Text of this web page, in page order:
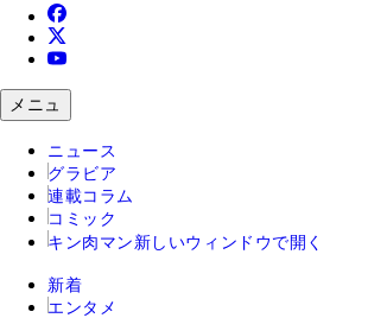
メニュ
ニュース
グラビア
連載コラム
コミック
キン肉マン 新しいウィンドウで開く
新着
エンタメ